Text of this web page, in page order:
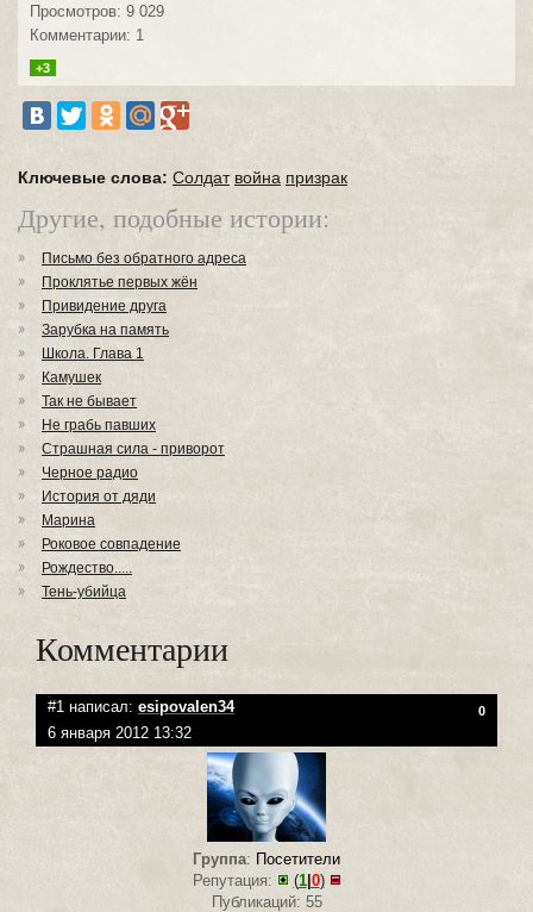
Просмотров: 9 029
Комментарии: 1
+3
Ключевые слова: Солдат война призрак
Другие, подобные истории:
Письмо без обратного адреса
Проклятье первых жён
Привидение друга
Зарубка на память
Школа. Глава 1
Камушек
Так не бывает
Не грабь павших
Страшная сила - приворот
Черное радио
История от дяди
Марина
Роковое совпадение
Рождество.....
Тень-убийца
Комментарии
#1 написал: esipovalen34 0
6 января 2012 13:32
Группа: Посетители
Репутация:
(1| 0)
Публикаций: 55